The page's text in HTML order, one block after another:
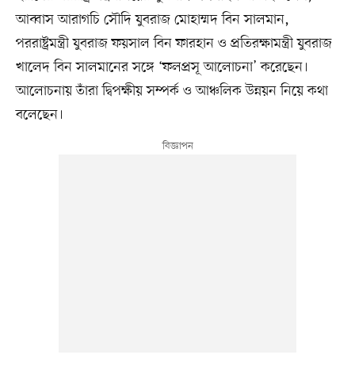
আব্বাস আরাগচি সৌদি যুবরাজ মোহাম্মদ বিন সালমান,
পররাষ্ট্রমন্ত্রী যুবরাজ ফয়সাল বিন ফারহান ও প্রতিরক্ষামন্ত্রী যুবরাজ
খালেদ বিন সালমানের সঙ্গে ‘ফলপ্রসূ আলোচনা’ করেছেন।
আলোচনায় তাঁরা দ্বিপক্ষীয় সম্পর্ক ও আঞ্চলিক উন্নয়ন নিয়ে কথা
বলেছেন।